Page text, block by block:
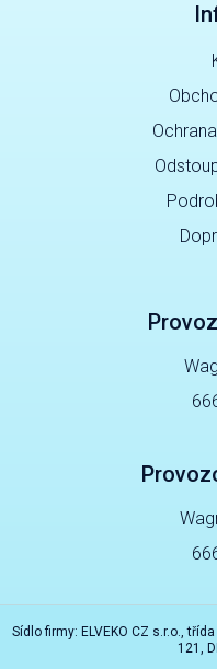
Sídlo firmy: ELVEKO CZ s.r.o.,
121,